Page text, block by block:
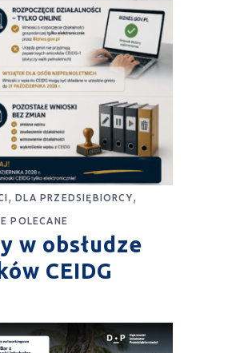
,DLA PRZEDSIĘBIORCY,
POLECANE
w obsłudze
CEIDG